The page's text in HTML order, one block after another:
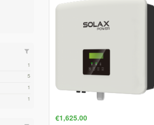
€1,625.00
1
5
1
1